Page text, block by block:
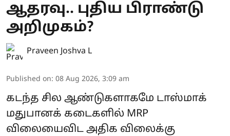
ஆதரவு.. புதிய பிராண்டு
அறிமுகம்?
Praveen Joshva L
Published on: 08 Aug 2026, 3:09 am
கடந்த சில ஆண்டுகளாகமே டாஸ்மாக்
மதுபானக் கடைகளில் MRP
விலையைவிட அதிக விலைக்கு